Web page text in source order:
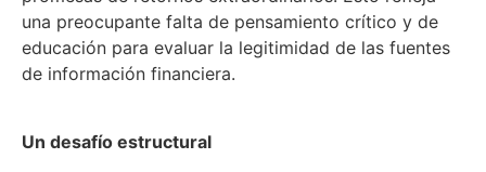
una preocupante falta de pensamiento crítico y de
educación para evaluar la legitimidad de las fuentes
de información financiera.
Un desafío estructural